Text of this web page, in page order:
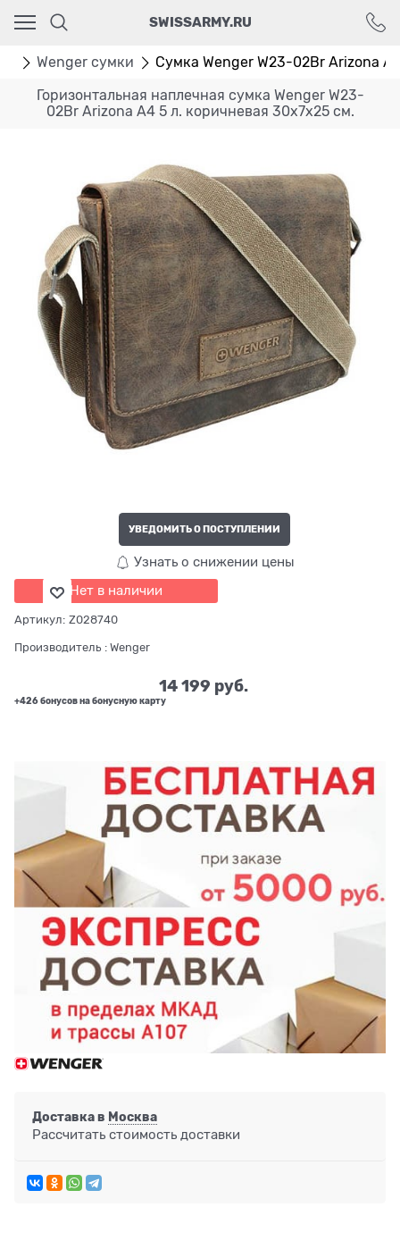
SWISSARMY.RU
Wenger сумки Сумка Wenger W23-02Br Arizona
Горизонтальная наплечная сумка Wenger W23-
02Br Arizona А4 5 л. коричневая 30х7x25 см.
УВЕДОМИТЬ О ПОСТУПЛЕНИИ
Узнать о снижении цены
Нет в наличии
Артикул: Z028740
Производитель : Wenger
14 199 руб.
+426 бонусов на бонусную карту
Доставка в Москва
Рассчитать стоимость доставки
Ваш город - Москва,
угадали?
ДА НЕТ